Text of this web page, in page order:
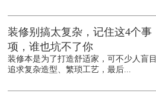
装修别搞太复杂，记住这4个事
项，谁也坑不了你
装修本是为了打造舒适家，可不少人盲目
追求复杂造型、繁琐工艺，最后...